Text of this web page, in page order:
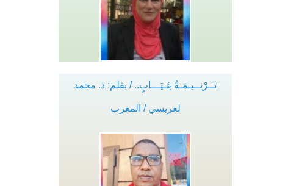
تـَـرْنِــيـمَـةُ غِـيَـــابٍ.. / بقلم: ذ. محمد
لغريسي / المغرب